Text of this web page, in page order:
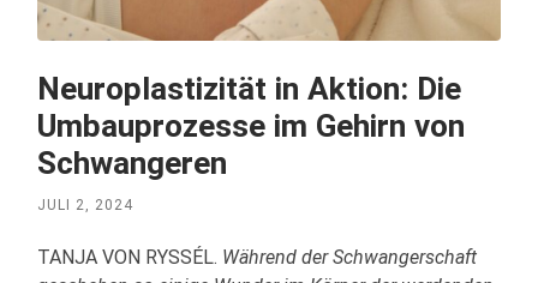
Neuroplastizität in Aktion: Die
Umbauprozesse im Gehirn von
Schwangeren
JULI 2, 2024
TANJA VON RYSSÉL. Während der Schwangerschaft